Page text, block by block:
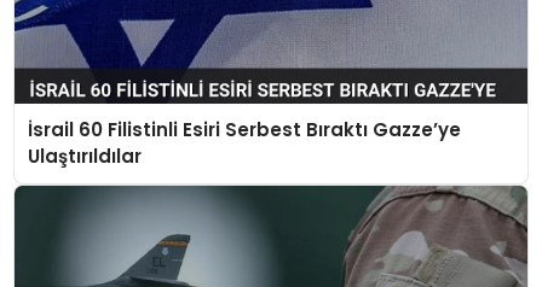
İsrail 60 Filistinli Esiri Serbest Bıraktı Gazze’ye
Ulaştırıldılar